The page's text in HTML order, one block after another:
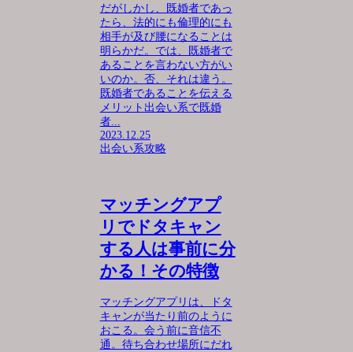
だがしかし、既婚者であっ
たら、法的にも倫理的にも
相手が及び腰になることは
明らかだ。では、既婚者で
あることを言わない方がい
いのか。否、それは違う。
既婚者であることを伝える
メリット出会い系で既婚
者...
2023.12.25
出会い系攻略
マッチングアプ
リでドタキャン
する人は事前に分
かる！その特徴
マッチングアプリは、ドタ
キャンが当たり前のように
おこる。会う前に音信不
通。待ち合わせ場所にだれ